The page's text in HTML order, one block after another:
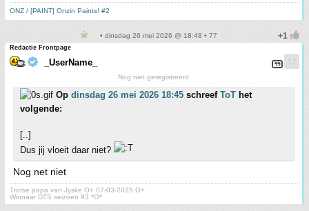
ONZ / [PAINT] Onzin Paints! #2
• dinsdag 26 mei 2026 @ 18:48 • 77
Redactie Frontpage
_UserName_
Nog niet geregistreerd.
Op dinsdag 26 mei 2026 18:45 schreef ToT het
volgende:
[..]
Dus jij vloeit daar niet?
Nog net niet
Trotse papa van Jyske O+ 07-03-2025 O+
Winnaar DTS seizoen 93 *O*